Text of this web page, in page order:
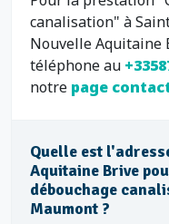
canalisation" à
Nouvelle Aquitaine
téléphone au
notre page
Quelle est
Aquitaine Brive
débouchage
Maumont ?